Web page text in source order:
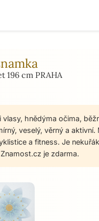
196 cm PRAHA
hnědýma očima,
veselý, věrný a aktivní.
a fitness. Je
je zdarma.